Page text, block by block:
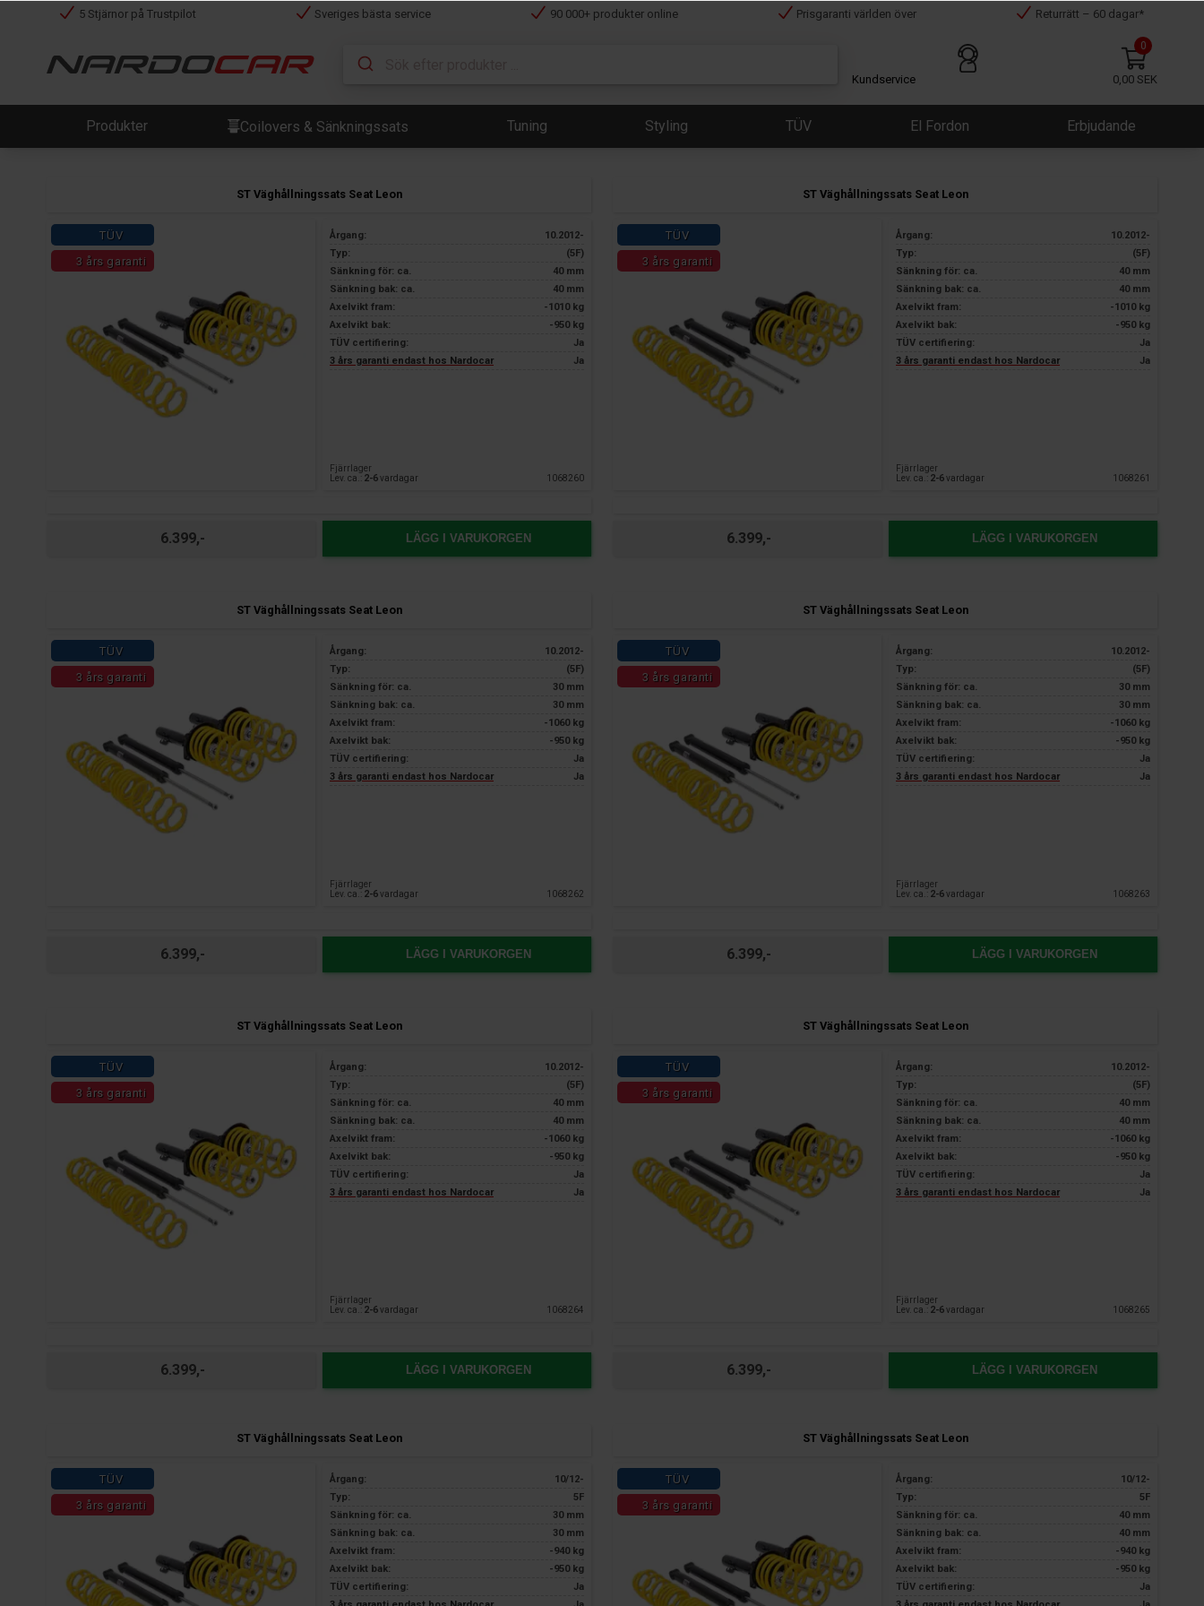
5 Stjärnor på Trustpilot Sveriges bästa service 90 000+ produkter online Prisgaranti världen över Returrätt – 60 dagar*
Kundservice
0
0,00 SEK
Produkter Coilovers & Sänkningssats Tuning Styling TÜV El Fordon Erbjudande
ST Väghållningssats Seat Leon
TÜV
3 års garanti
Årgang:
10.2012-
Typ:
(5F)
Sänkning för: ca.
40 mm
Sänkning bak: ca.
40 mm
Axelvikt fram:
-1010 kg
Axelvikt bak:
-950 kg
TÜV certifiering:
Ja
3 års garanti endast hos Nardocar
Ja
Fjärrlager
Lev. ca.: 2-6vardagar 1068260
6.399,- LÄGG I VARUKORGEN
ST Väghållningssats Seat Leon
TÜV
3 års garanti
Årgang:
10.2012-
Typ:
(5F)
Sänkning för: ca.
40 mm
Sänkning bak: ca.
40 mm
Axelvikt fram:
-1010 kg
Axelvikt bak:
-950 kg
TÜV certifiering:
Ja
3 års garanti endast hos Nardocar
Ja
Fjärrlager
Lev. ca.: 2-6vardagar 1068261
6.399,- LÄGG I VARUKORGEN
ST Väghållningssats Seat Leon
TÜV
3 års garanti
Årgang:
10.2012-
Typ:
(5F)
Sänkning för: ca.
30 mm
Sänkning bak: ca.
30 mm
Axelvikt fram:
-1060 kg
Axelvikt bak:
-950 kg
TÜV certifiering:
Ja
3 års garanti endast hos Nardocar
Ja
Fjärrlager
Lev. ca.: 2-6vardagar 1068262
6.399,- LÄGG I VARUKORGEN
ST Väghållningssats Seat Leon
TÜV
3 års garanti
Årgang:
10.2012-
Typ:
(5F)
Sänkning för: ca.
30 mm
Sänkning bak: ca.
30 mm
Axelvikt fram:
-1060 kg
Axelvikt bak:
-950 kg
TÜV certifiering:
Ja
3 års garanti endast hos Nardocar
Ja
Fjärrlager
Lev. ca.: 2-6vardagar 1068263
6.399,- LÄGG I VARUKORGEN
ST Väghållningssats Seat Leon
TÜV
3 års garanti
Årgang:
10.2012-
Typ:
(5F)
Sänkning för: ca.
40 mm
Sänkning bak: ca.
40 mm
Axelvikt fram:
-1060 kg
Axelvikt bak:
-950 kg
TÜV certifiering:
Ja
3 års garanti endast hos Nardocar
Ja
Fjärrlager
Lev. ca.: 2-6vardagar 1068264
6.399,- LÄGG I VARUKORGEN
ST Väghållningssats Seat Leon
TÜV
3 års garanti
Årgang:
10.2012-
Typ:
(5F)
Sänkning för: ca.
40 mm
Sänkning bak: ca.
40 mm
Axelvikt fram:
-1060 kg
Axelvikt bak:
-950 kg
TÜV certifiering:
Ja
3 års garanti endast hos Nardocar
Ja
Fjärrlager
Lev. ca.: 2-6vardagar 1068265
6.399,- LÄGG I VARUKORGEN
ST Väghållningssats Seat Leon
TÜV
3 års garanti
Årgang:
10/12-
Typ:
5F
Sänkning för: ca.
30 mm
Sänkning bak: ca.
30 mm
Axelvikt fram:
-940 kg
Axelvikt bak:
-950 kg
TÜV certifiering:
Ja
ST Väghållningssats Seat Leon
TÜV
3 års garanti
Årgang:
10/12-
Typ:
5F
Sänkning för: ca.
40 mm
Sänkning bak: ca.
40 mm
Axelvikt fram:
-940 kg
Axelvikt bak:
-950 kg
TÜV certifiering:
Ja